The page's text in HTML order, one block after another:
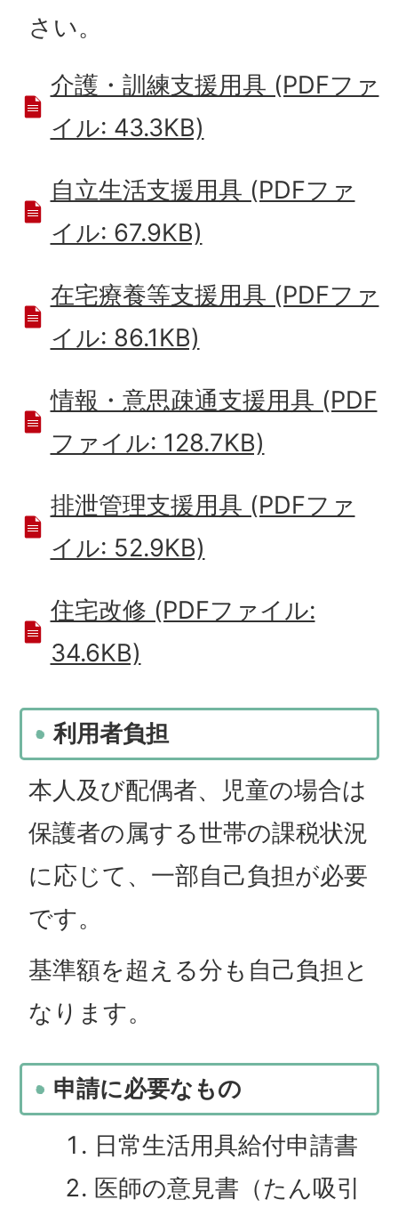
さい。
介護・訓練支援用具 (PDFファ
イル: 43.3KB)
自立生活支援用具 (PDFファ
イル: 67.9KB)
在宅療養等支援用具 (PDFファ
イル: 86.1KB)
情報・意思疎通支援用具 (PDF
ファイル: 128.7KB)
排泄管理支援用具 (PDFファ
イル: 52.9KB)
住宅改修 (PDFファイル:
34.6KB)
利用者負担
本人及び配偶者、児童の場合は
保護者の属する世帯の課税状況
に応じて、一部自己負担が必要
です。
基準額を超える分も自己負担と
なります。
申請に必要なもの
日常生活用具給付申請書
医師の意見書（たん吸引